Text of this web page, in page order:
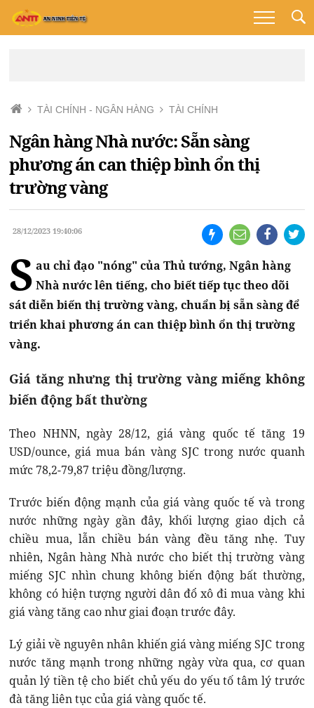
TÀI CHÍNH - NGÂN HÀNG TÀI CHÍNH
Ngân hàng Nhà nước: Sẵn sàng
phương án can thiệp bình ổn thị
trường vàng
28/12/2023 19:40:06
S au chỉ đạo "nóng" của Thủ tướng, Ngân hàng
Nhà nước lên tiếng, cho biết tiếp tục theo dõi
sát diễn biến thị trường vàng, chuẩn bị sẵn sàng để
triển khai phương án can thiệp bình ổn thị trường
vàng.
Giá tăng nhưng thị trường vàng miếng không
biến động bất thường
Theo NHNN, ngày 28/12, giá vàng quốc tế tăng 19
USD/ounce, giá mua bán vàng SJC trong nước quanh
mức 78,2-79,87 triệu đồng/lượng.
Trước biến động mạnh của giá vàng quốc tế và trong
nước những ngày gần đây, khối lượng giao dịch cả
chiều mua, lẫn chiều bán vàng đều tăng nhẹ. Tuy
nhiên, Ngân hàng Nhà nước cho biết thị trường vàng
miếng SJC nhìn chung không biến động bất thường,
không có hiện tượng người dân đổ xô đi mua vàng khi
giá vàng tăng cao như giai đoạn trước đây.
Lý giải về nguyên nhân khiến giá vàng miếng SJC trong
nước tăng mạnh trong những ngày vừa qua, cơ quan
quản lý tiền tệ cho biết chủ yếu do yếu tố tâm lý trước
đà tăng liên tục của giá vàng quốc tế.